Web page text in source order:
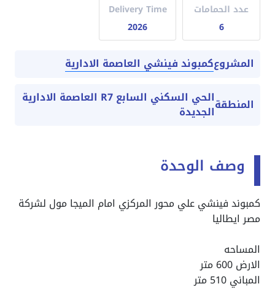
عدد الحمامات
6
Delivery Time
2026
المشروعكمبوند فينشي العاصمة الادارية
المنطقة الحي السكني السابع R7 العاصمة الادارية
الجديدة
وصف الوحدة
كمبوند فينشي علي محور المركزي امام الميجا مول لشركة
مصر ايطاليا
المساحه
الارض 600 متر
المباني 510 متر